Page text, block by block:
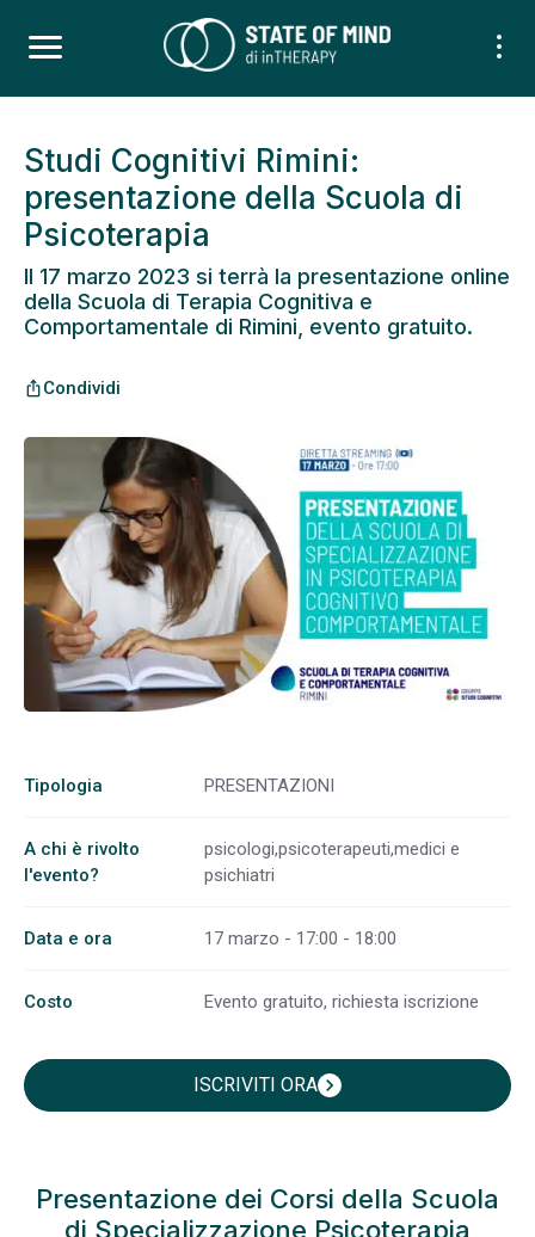
Studi Cognitivi Rimini:
presentazione della Scuola di
Psicoterapia
Il 17 marzo 2023 si terrà la presentazione online
della Scuola di Terapia Cognitiva e
Comportamentale di Rimini, evento gratuito.
ios_shareCondividi
Tipologia PRESENTAZIONI
A chi è rivolto
l'evento?
psicologi,psicoterapeuti,medici e
psichiatri
Data e ora 17 marzo - 17:00 - 18:00
Costo Evento gratuito, richiesta iscrizione
ISCRIVITI ORAchevron_right
Presentazione dei Corsi della Scuola
di Specializzazione Psicoterapia